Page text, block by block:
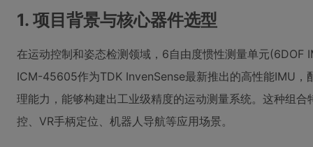
1. 项目背景与核心器件选型
在运动控制和姿态检测领域，6自由度惯性测量单元(6DOF
ICM-45605作为TDK InvenSense最新推出的高性能IMU，
理能力，能够构建出工业级精度的运动测量系统。这种组
控、VR手柄定位、机器人导航等应用场景。